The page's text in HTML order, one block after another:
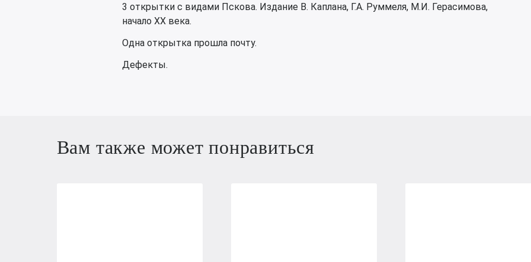
3 открытки с видами Пскова. Издание В. Каплана, Г.А. Руммеля, М.И. Герасимова,
начало XX века.
Одна открытка прошла почту.
Дефекты.
Вам также может понравиться